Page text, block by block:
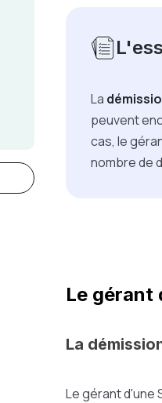
La
peuvent
cas, le
nombre de
Le gérant
La
Le gérant d'une